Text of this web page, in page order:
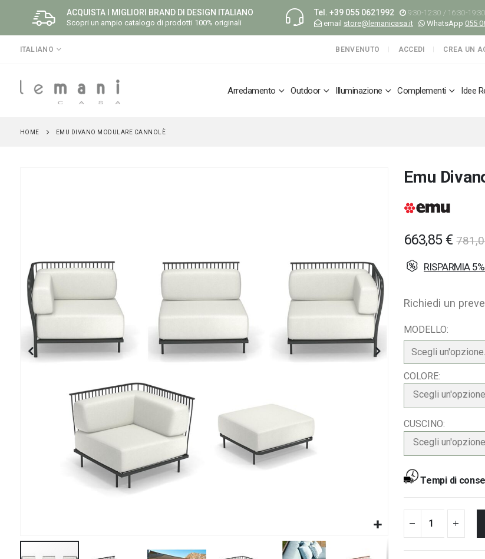
ACQUISTA I MIGLIORI BRAND DI DESIGN ITALIANO
Scopri un ampio catalogo di prodotti 100% originali
Tel. +39 055 0621992
9:30-12:30 / 16:30-19:30
email store@lemanicasa.it WhatsApp 055
LINGUA
ITALIANO BENVENUTO ACCEDI CREA UN
Arredamento Outdoor Illuminazione Complementi Idee
HOME EMU DIVANO MODULARE CANNOLÈ
immagini
Emu
663,85 €
RISPARMIA
Richiedi un
MODELLO
COLORE
Scegli un'opzione...
CUSCINO
Scegli un'opzione...
Tempi di